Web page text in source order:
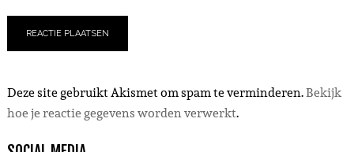
Deze site gebruikt Akismet om spam te verminderen.Bekijk
hoe je reactie gegevens worden verwerkt.